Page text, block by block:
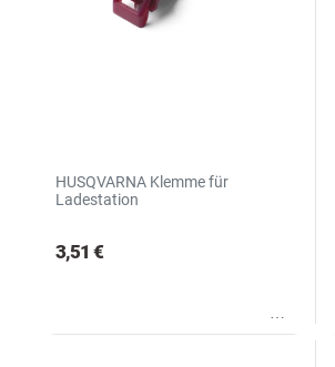
HUSQVARNA Klemme für
Ladestation
3,51 €